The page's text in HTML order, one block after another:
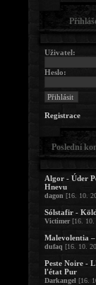
Uživatel:
Heslo:
Registrace
Poslední
Algor - Úder
Hnevu
dagon [16. 10.
Sólstafir -
Victimer[16. 10.
Malevolentia
dufaq [16. 10.
Peste Noire -
l'état Pur
Darkangel [16.